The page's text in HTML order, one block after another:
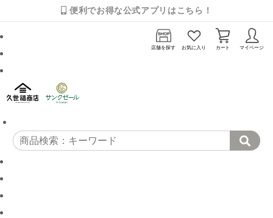
便利でお得な公式アプリはこちら！
店舗を探す お気に入り カート マイページ